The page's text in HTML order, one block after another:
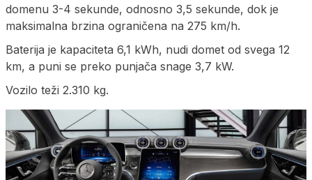
domenu 3-4 sekunde, odnosno 3,5 sekunde, dok je
maksimalna brzina ograničena na 275 km/h.
Baterija je kapaciteta 6,1 kWh, nudi domet od svega 12
km, a puni se preko punjača snage 3,7 kW.
Vozilo teži 2.310 kg.